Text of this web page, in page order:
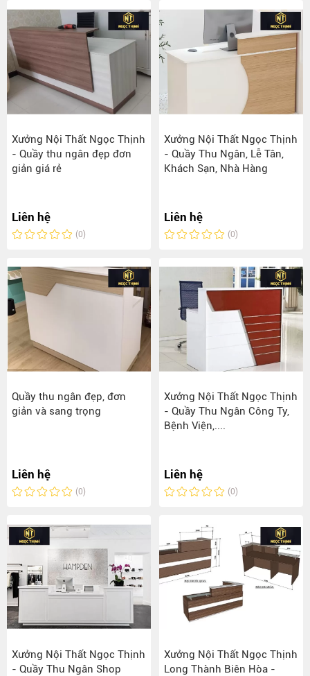
Xưởng Nội Thất Ngọc Thịnh
- Quầy thu ngân đẹp đơn
giản giá rẻ
Liên hệ
(0)
Xưởng Nội Thất Ngọc Thịnh
- Quầy Thu Ngân, Lễ Tân,
Khách Sạn, Nhà Hàng
Liên hệ
(0)
Quầy thu ngân đẹp, đơn
giản và sang trọng
Liên hệ
(0)
Xưởng Nội Thất Ngọc Thịnh
- Quầy Thu Ngân Công Ty,
Bệnh Viện,....
Liên hệ
(0)
Xưởng Nội Thất Ngọc Thịnh
- Quầy Thu Ngân Shop
Xưởng Nội Thất Ngọc Thịnh
Long Thành Biên Hòa -